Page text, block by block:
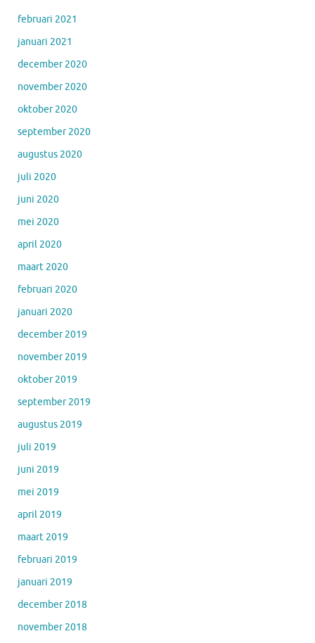
februari 2021
januari 2021
december 2020
november 2020
oktober 2020
september 2020
augustus 2020
juli 2020
juni 2020
mei 2020
april 2020
maart 2020
februari 2020
januari 2020
december 2019
november 2019
oktober 2019
september 2019
augustus 2019
juli 2019
juni 2019
mei 2019
april 2019
maart 2019
februari 2019
januari 2019
december 2018
november 2018